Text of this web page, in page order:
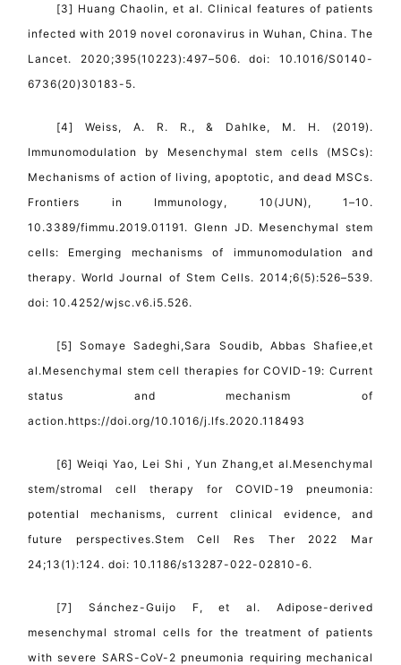
[3] Huang Chaolin, et al. Clinical features of patients
infected with 2019 novel coronavirus in Wuhan, China. The
Lancet. 2020;395(10223):497–506. doi: 10.1016/S0140-
6736(20)30183-5.
[4] Weiss, A. R. R., & Dahlke, M. H. (2019).
Immunomodulation by Mesenchymal stem cells (MSCs):
Mechanisms of action of living, apoptotic, and dead MSCs.
Frontiers in Immunology, 10(JUN), 1–10.
10.3389/fimmu.2019.01191. Glenn JD. Mesenchymal stem
cells: Emerging mechanisms of immunomodulation and
therapy. World Journal of Stem Cells. 2014;6(5):526–539.
doi: 10.4252/wjsc.v6.i5.526.
[5] Somaye Sadeghi,Sara Soudib, Abbas Shafiee,et
al.Mesenchymal stem cell therapies for COVID-19: Current
status and mechanism of
action.https://doi.org/10.1016/j.lfs.2020.118493
[6] Weiqi Yao, Lei Shi , Yun Zhang,et al.Mesenchymal
stem/stromal cell therapy for COVID-19 pneumonia:
potential mechanisms, current clinical evidence, and
future perspectives.Stem Cell Res Ther 2022 Mar
24;13(1):124. doi: 10.1186/s13287-022-02810-6.
[7] Sánchez-Guijo F, et al. Adipose-derived
mesenchymal stromal cells for the treatment of patients
with severe SARS-CoV-2 pneumonia requiring mechanical